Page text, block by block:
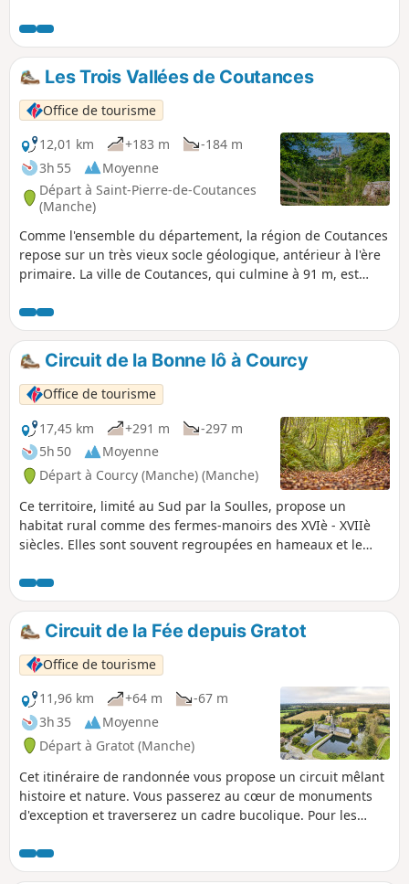
les proches abords de la ville en
cheminant par les 3 vallées qui
l'entourent avec chacune sa rivière un
peu paresseuse. À moitié sur terre et à
moitié sur route ou ruelles, les passages
urbains permettent de découvrir une
petite partie du patrimoine Coutançais
malgré la zone artisanale qui gâche un
peu le plaisir, mais on l'oublie vite.
Les Trois Vallées de Coutances
Office de tourisme
12,01 km
+183 m
-184 m
3h 55
Moyenne
Départ à Saint-Pierre-de-Coutances
(Manche)
Comme l'ensemble du département, la région de Coutances
repose sur un très vieux socle géologique, antérieur à l'ère
primaire. La ville de Coutances, qui culmine à 91 m, est
Bulsard et le Prépont qui offrent un paysage vallonné
couvert par le bocage.
Circuit de la Bonne Iô à Courcy
Office de tourisme
17,45 km
+291 m
-297 m
5h 50
Moyenne
Départ à Courcy (Manche) (Manche)
Ce territoire, limité au Sud par la Soulles, propose un
habitat rural comme des fermes-manoirs des XVIè - XVIIè
siècles. Elles sont souvent regroupées en hameaux et le
la ferme. L'eau (la bonne iô) est présente partout sur le
parcours.
Circuit de la Fée depuis Gratot
Office de tourisme
11,96 km
+64 m
-67 m
3h 35
Moyenne
Départ à Gratot (Manche)
Cet itinéraire de randonnée vous propose un circuit mêlant
histoire et nature. Vous passerez au cœur de monuments
d'exception et traverserez un cadre bucolique. Pour les
petit havre de paix aux portes de Coutances.